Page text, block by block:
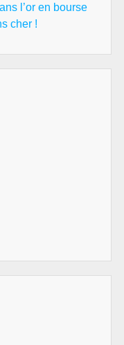
l’or en bourse
cher !